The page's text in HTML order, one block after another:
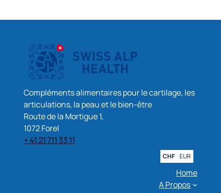
Compléments alimentaires pour le cartilage, les
articulations, la peau et le bien-être
Route de la Mortigue 1,
1072 Forel
+ 41 21 711 33 11
CHF EUR
Home
A Propos